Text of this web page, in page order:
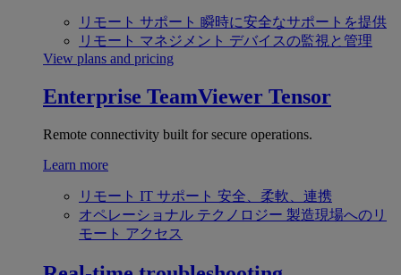
リモート サポート 瞬時に安全なサポートを提供
リモート マネジメント デバイスの監視と管理
View plans and pricing
Enterprise TeamViewer Tensor
Remote connectivity built for secure operations.
Learn more
リモート IT サポート 安全、柔軟、連携
オペレーショナル テクノロジー 製造現場へのリ
モート アクセス